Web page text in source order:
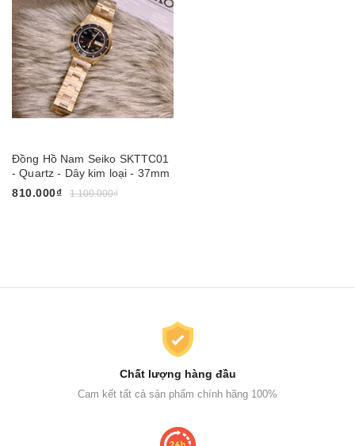
Đồng Hồ Nam Seiko SKTTC01
- Quartz - Dây kim loại - 37mm
810.000₫
1.100.000₫
Chất lượng hàng đầu
Cam kết tất cả sản phẩm chính hãng 100%